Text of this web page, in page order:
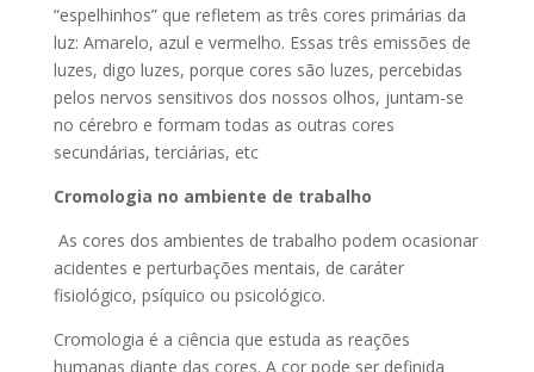
“espelhinhos” que refletem as três cores primárias da
luz: Amarelo, azul e vermelho. Essas três emissões de
luzes, digo luzes, porque cores são luzes, percebidas
pelos nervos sensitivos dos nossos olhos, juntam-se
no cérebro e formam todas as outras cores
secundárias, terciárias, etc
Cromologia no ambiente de trabalho
As cores dos ambientes de trabalho podem ocasionar
acidentes e perturbações mentais, de caráter
fisiológico, psíquico ou psicológico.
Cromologia é a ciência que estuda as reações
humanas diante das cores. A cor pode ser definida